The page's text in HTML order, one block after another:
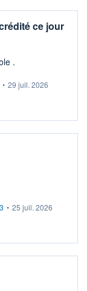
ce jour
.
• 29 juil. 2026
• 25 juil. 2026